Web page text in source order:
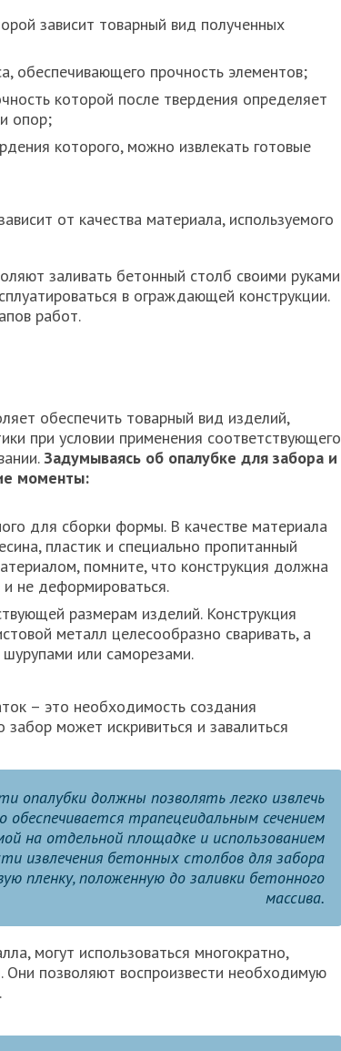
зависит товарный вид полученных
обеспечивающего прочность элементов;
которой после твердения определяет
опор;
которого, можно извлекать готовые
от качества материала, используемого
заливать бетонный столб своими руками
в ограждающей конструкции.
работ.
обеспечить товарный вид изделий,
при условии применения соответствующего
Задумываясь об опалубке для забора и
моменты:
для сборки формы. В качестве материала
пластик и специально пропитанный
помните, что конструкция должна
и не деформироваться.
размерам изделий. Конструкция
металл целесообразно сваривать, а
или саморезами.
– это необходимость создания
может искривиться и завалиться
опалубки должны позволять легко извлечь
обеспечивается трапецеидальным сечением
на отдельной площадке и использованием
извлечения бетонных столбов для забора
пленку, положенную до заливки бетонного
массива.
могут использоваться многократно,
позволяют воспроизвести необходимую